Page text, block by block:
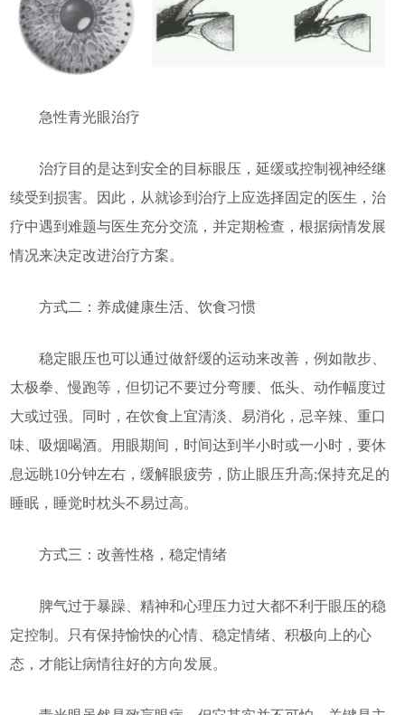
急性青光眼治疗
治疗目的是达到安全的目标眼压，延缓或控制视神经继
续受到损害。因此，从就诊到治疗上应选择固定的医生，治
疗中遇到难题与医生充分交流，并定期检查，根据病情发展
情况来决定改进治疗方案。
方式二：养成健康生活、饮食习惯
稳定眼压也可以通过做舒缓的运动来改善，例如散步、
太极拳、慢跑等，但切记不要过分弯腰、低头、动作幅度过
大或过强。同时，在饮食上宜清淡、易消化，忌辛辣、重口
味、吸烟喝酒。用眼期间，时间达到半小时或一小时，要休
息远眺10分钟左右，缓解眼疲劳，防止眼压升高;保持充足的
睡眠，睡觉时枕头不易过高。
方式三：改善性格，稳定情绪
脾气过于暴躁、精神和心理压力过大都不利于眼压的稳
定控制。只有保持愉快的心情、稳定情绪、积极向上的心
态，才能让病情往好的方向发展。